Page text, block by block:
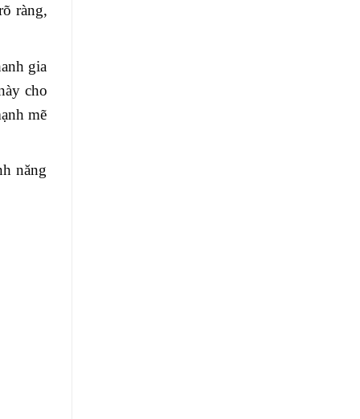
ràng,
gia
cho
mẽ
năng